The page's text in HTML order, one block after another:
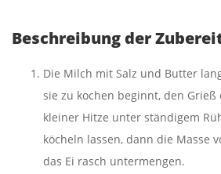
Beschreibung der
Die Milch mit Salz und Butter
sie zu kochen beginnt, den
kleiner Hitze unter ständigem
köcheln lassen, dann die Masse
das Ei rasch untermengen.